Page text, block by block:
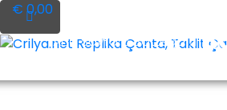
İçeriği
Geç
Crilya.net Replika Çanta, Taklit
€ 0,00
Ana Sayfa
Bottega